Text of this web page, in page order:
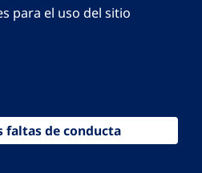
para el uso del sitio
faltas de conducta